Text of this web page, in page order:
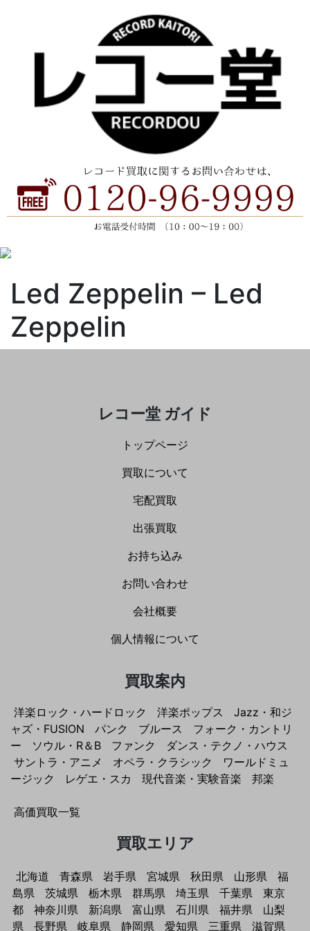
Led Zeppelin ‎– Led
Zeppelin
レコー堂 ガイド
トップページ
買取について
宅配買取
出張買取
お持ち込み
お問い合わせ
会社概要
個人情報について
買取案内
洋楽ロック・ハードロック 洋楽ポップス
Jazz・和ジ
ャズ・FUSION
パンク ブルース
フォーク・カントリ
ー
ソウル・R＆B ファンク
ダンス・テクノ・ハウス
サントラ・アニメ
オペラ・クラシック
ワールドミュ
ージック
レゲエ・スカ 現代音楽・実験音楽 邦楽
高価買取一覧
買取エリア
北海道 青森県 岩手県 宮城県 秋田県 山形県
福
島県
茨城県 栃木県 群馬県 埼玉県 千葉県
東京
都
神奈川県 新潟県 富山県 石川県 福井県
山梨
県
長野県 岐阜県 静岡県 愛知県 三重県 滋賀県